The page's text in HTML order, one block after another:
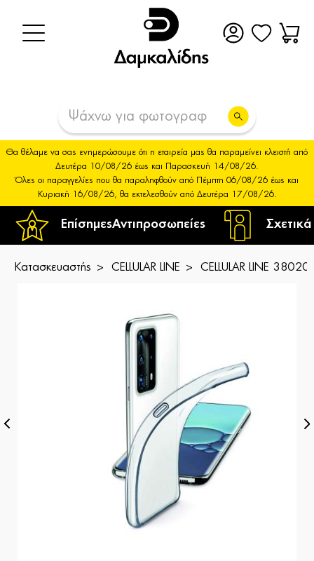
ΕπίσημεςΑντιπροσωπείες
Θα θέλαμε να σας ενημερώσουμε ότι η εταιρεία μας θα παραμείνει κλειστή από
Δευτέρα 10/08/26 έως και Παρασκευή 14/08/26.
Όλες οι παραγγελίες που θα παραληφθούν από Πέμπτη 06/08/26 έως και
Κυριακή 16/08/26, θα εκτελεσθούν από Δευτέρα 17/08/26.
Κατασκευαστής CELLULAR LINE CELLULAR LINE